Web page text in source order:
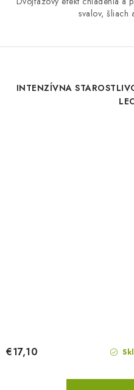
svalov, šliach
INTENZÍVNA
€17,10